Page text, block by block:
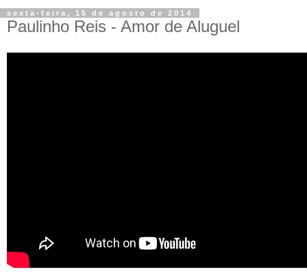
sexta-feira, 15 de agosto de 2014
Paulinho Reis - Amor de Aluguel